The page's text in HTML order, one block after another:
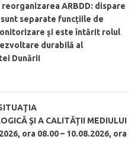
ARBDD: dispare
separate funcțiile de
și este întărit rolul
durabilă al
DunăriI
ŞI A CALITĂŢII MEDIULUI
ora 08.00 – 10.08.2026, ora